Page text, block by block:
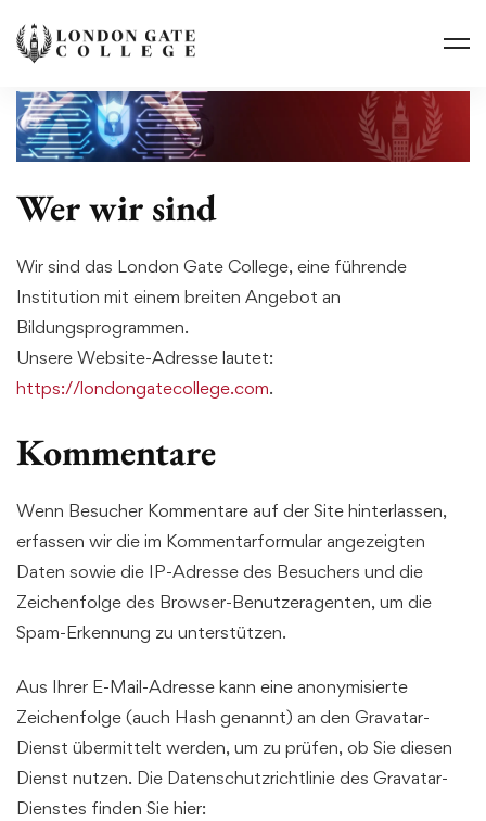
Wer wir sind
Wir sind das London Gate College, eine führende
Institution mit einem breiten Angebot an
Bildungsprogrammen.
Unsere Website-Adresse lautet:
https://londongatecollege.com.
Kommentare
Wenn Besucher Kommentare auf der Site hinterlassen,
erfassen wir die im Kommentarformular angezeigten
Daten sowie die IP-Adresse des Besuchers und die
Zeichenfolge des Browser-Benutzeragenten, um die
Spam-Erkennung zu unterstützen.
Aus Ihrer E-Mail-Adresse kann eine anonymisierte
Zeichenfolge (auch Hash genannt) an den Gravatar-
Dienst übermittelt werden, um zu prüfen, ob Sie diesen
Dienst nutzen. Die Datenschutzrichtlinie des Gravatar-
Dienstes finden Sie hier: